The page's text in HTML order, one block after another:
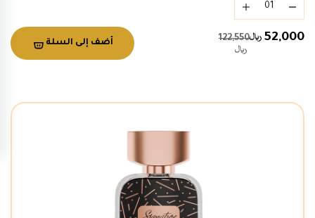
52,000
122,550 أضف إلى السلة